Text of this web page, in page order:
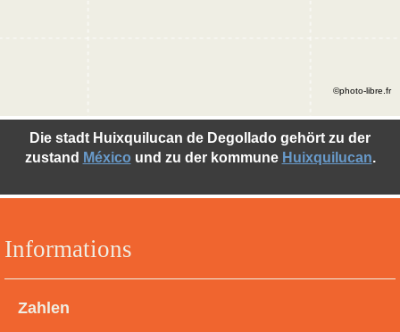
Informations
Zahlen
Die stadt Huixquilucan de Degollado gehört zu der
zustand México und zu der kommune Huixquilucan.
©photo-libre.fr